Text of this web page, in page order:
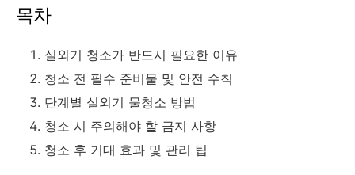
목차
실외기 청소가 반드시 필요한 이유
청소 전 필수 준비물 및 안전 수칙
단계별 실외기 물청소 방법
청소 시 주의해야 할 금지 사항
청소 후 기대 효과 및 관리 팁